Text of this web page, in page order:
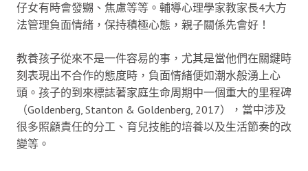
仔女有時會發嬲、焦慮等等。輔導心理學家教家長4大方
法管理負面情緒，保持積極心態，親子關係先會好！
教養孩子從來不是一件容易的事，尤其是當他們在關鍵時
刻表現出不合作的態度時，負面情緒便如潮水般湧上心
頭。孩子的到來標誌著家庭生命周期中一個重大的里程碑
（Goldenberg, Stanton & Goldenberg, 2017），當中涉及
很多照顧責任的分工、育兒技能的培養以及生活節奏的改
變等。